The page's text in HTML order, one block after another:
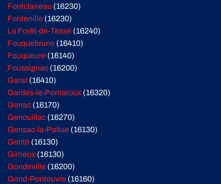
Fontclaireau (16230)
Fontenille (16230)
La Forêt-de-Tessé (16240)
Fouquebrune (16410)
Fouqueure (16140)
Foussignac (16200)
Garat (16410)
Gardes-le-Pontaroux (16320)
Genac (16170)
Genouillac (16270)
Gensac-la-Pallue (16130)
Genté (16130)
Gimeux (16130)
Gondeville (16200)
Gond-Pontouvre (16160)